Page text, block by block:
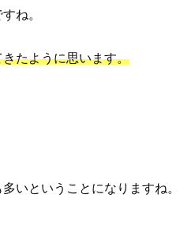
ね。
たように思います。
いということになりますね。